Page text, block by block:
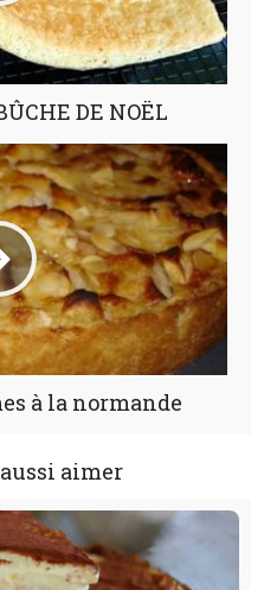
DE NOËL
à la normande
aimer